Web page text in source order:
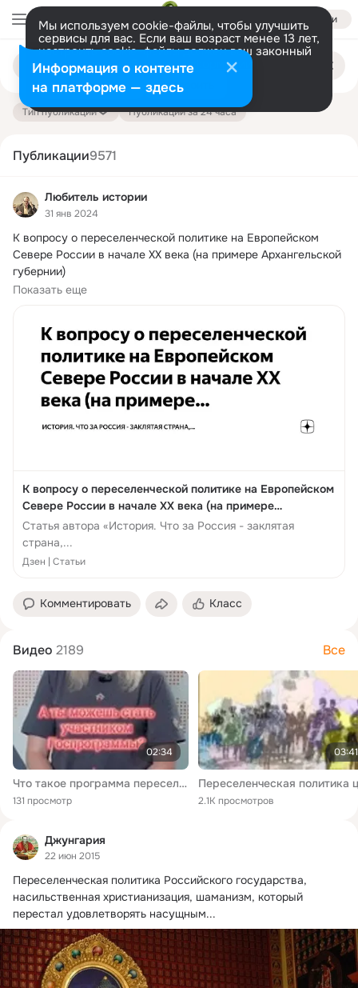
Войти
Мы используем cookie-файлы, чтобы улучшить
сервисы для вас. Если ваш возраст менее 13 лет,
настроить cookie-файлы должен ваш законный
представитель. Больше информации
Разрешить все Настроить
Поиск
публикациям
Тип публикации Публикации за 24 часа
Публикации9571
Любитель истории
31 янв 2024
К вопросу о переселенческой политике на Европейском
Севере России в начале XX века (на примере Архангельской
губернии)
Вчера
Показать еще
К вопросу о переселенческой политике на Европейском
Севере России в начале XX века (на примере
Архангельской губернии)
Статья автора «История. Что за Россия - заклятая
страна,...
Дзен | Статьи
Комментировать Класс
Видео 2189 Все
02:34
Что такое программа переселения?
131 просмотр
03:41
2.1K просмотров
Джунгария
22 июн 2015
Переселенческая политика Российского государства,
насильственная христианизация, шаманизм, который
перестал удовлетворять насущным...
Информация о контенте
на платформе — здесь